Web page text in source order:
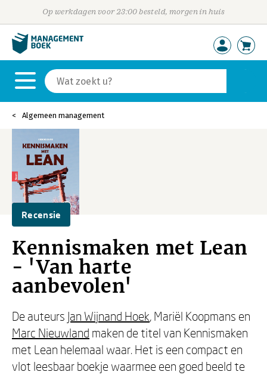
Op werkdagen voor 23:00 besteld, morgen in huis
Algemeen management
Recensie
Kennismaken met Lean
- 'Van harte
aanbevolen'
De auteurs Jan Wijnand Hoek, Mariël Koopmans en
Marc Nieuwland maken de titel van Kennismaken
met Lean helemaal waar. Het is een compact en
vlot leesbaar boekje waarmee een goed beeld te